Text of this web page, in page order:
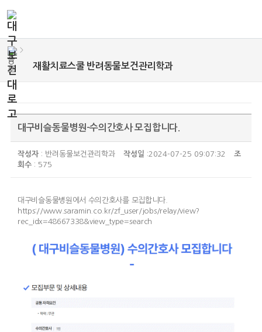
재활치료스쿨 반려동물보건관리학과
>
대구비슬동물병원-수의간호사 모집합니다.
작성자 : 반려동물보건관리학과 작성일 :2024-07-25 09:07:32
조
회수 : 575
대구비슬동물병원에서 수의간호사를 모집합니다.
https://www.saramin.co.kr/zf_user/jobs/relay/view?
rec_idx=48667338&view_type=search